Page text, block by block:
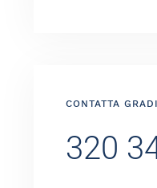
CONTATTA
320